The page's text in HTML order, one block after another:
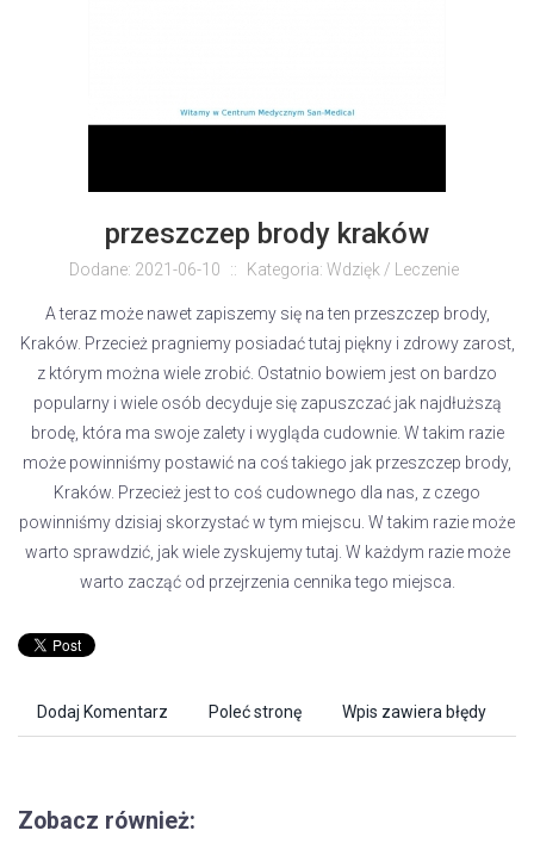
przeszczep brody kraków
Dodane: 2021-06-10 :: Kategoria: Wdzięk / Leczenie
A teraz może nawet zapiszemy się na ten przeszczep brody,
Kraków. Przecież pragniemy posiadać tutaj piękny i zdrowy zarost,
z którym można wiele zrobić. Ostatnio bowiem jest on bardzo
popularny i wiele osób decyduje się zapuszczać jak najdłuższą
brodę, która ma swoje zalety i wygląda cudownie. W takim razie
może powinniśmy postawić na coś takiego jak przeszczep brody,
Kraków. Przecież jest to coś cudownego dla nas, z czego
powinniśmy dzisiaj skorzystać w tym miejscu. W takim razie może
warto sprawdzić, jak wiele zyskujemy tutaj. W każdym razie może
warto zacząć od przejrzenia cennika tego miejsca.
Dodaj Komentarz Poleć stronę Wpis zawiera błędy
Zobacz również: